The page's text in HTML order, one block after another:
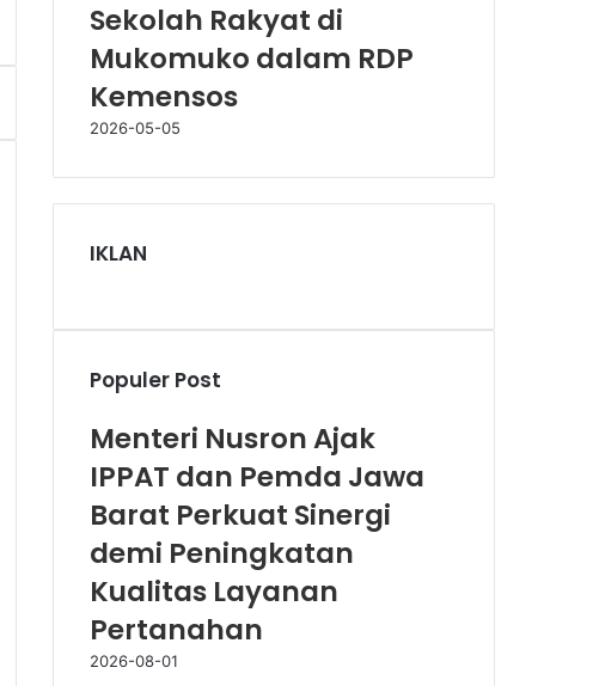
Sekolah Rakyat di
Mukomuko dalam RDP
Kemensos
2026-05-05
IKLAN
Populer Post
Menteri Nusron Ajak
IPPAT dan Pemda Jawa
Barat Perkuat Sinergi
demi Peningkatan
Kualitas Layanan
Pertanahan
2026-08-01